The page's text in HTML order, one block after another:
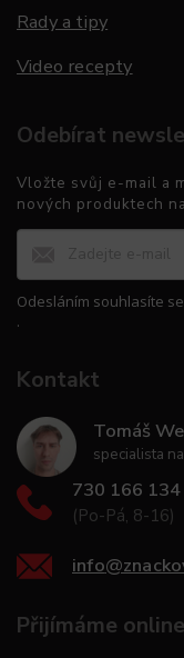
Rady a tipy
Video recepty
Odebírat
Vložte svůj e-mail a
nových produktech
Odesláním souhlasíte se
.
Kontakt
Tomáš
specialista
730 166 134
(Po-Pá, 8-16)
info@
Přijímáme